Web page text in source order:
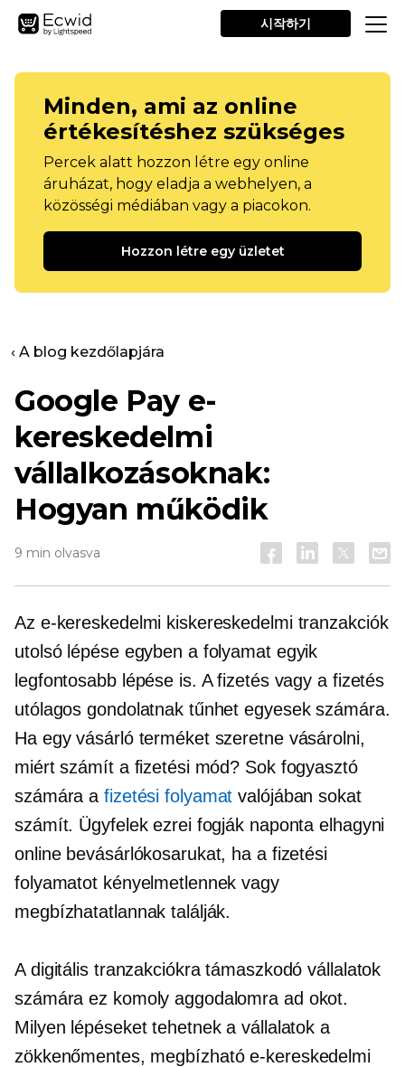
시작하기
Minden, ami az online
értékesítéshez szükséges
Percek alatt hozzon létre egy online
áruházat, hogy eladja a webhelyen, a
közösségi médiában vagy a piacokon.
Hozzon létre egy üzletet
‹ A blog kezdőlapjára
Google Pay e-
kereskedelmi
vállalkozásoknak:
Hogyan működik
9 min olvasva
Az e-kereskedelmi kiskereskedelmi tranzakciók
utolsó lépése egyben a folyamat egyik
legfontosabb lépése is. A fizetés vagy a fizetés
utólagos gondolatnak tűnhet egyesek számára.
Ha egy vásárló terméket szeretne vásárolni,
miért számít a fizetési mód? Sok fogyasztó
számára afizetési folyamat valójában sokat
számít. Ügyfelek ezrei fogják naponta elhagyni
online bevásárlókosarukat, ha a fizetési
folyamatot kényelmetlennek vagy
megbízhatatlannak találják.
A digitális tranzakciókra támaszkodó vállalatok
számára ez komoly aggodalomra ad okot.
Milyen lépéseket tehetnek a vállalatok a
zökkenőmentes, megbízható e-kereskedelmi